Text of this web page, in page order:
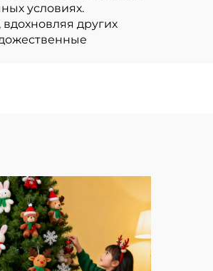
условиях.
других